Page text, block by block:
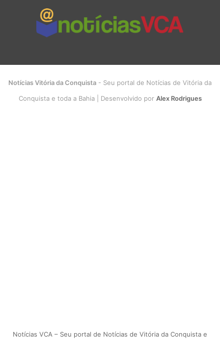
Notícias Vitória da Conquista - Seu portal de Notícias de Vitória da
Conquista e toda a Bahia | Desenvolvido por Alex Rodrigues
Notícias VCA – Seu portal de Notícias de Vitória da Conquista e